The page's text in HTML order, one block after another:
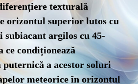
texturală
orizontul superior lutos cu
subiacant argilos cu 45-
ce condiționează
puternică a acestor soluri
meteorice în orizontul